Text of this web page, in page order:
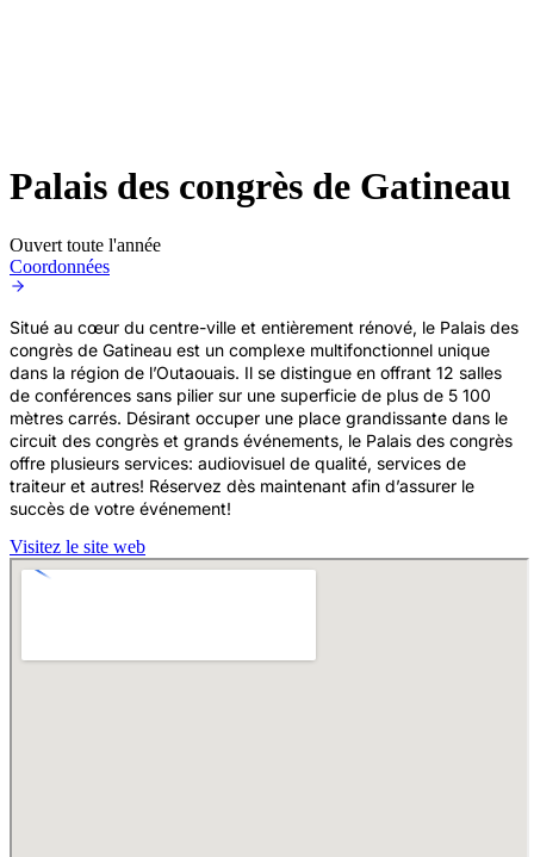
Palais des congrès de Gatineau
Ouvert toute l'année
Coordonnées
Situé au cœur du centre-ville et entièrement rénové, le Palais des
congrès de Gatineau est un complexe multifonctionnel unique
dans la région de l’Outaouais. Il se distingue en offrant 12 salles
de conférences sans pilier sur une superficie de plus de 5 100
mètres carrés. Désirant occuper une place grandissante dans le
circuit des congrès et grands événements, le Palais des congrès
offre plusieurs services: audiovisuel de qualité, services de
traiteur et autres! Réservez dès maintenant afin d’assurer le
succès de votre événement!
Visitez le site web